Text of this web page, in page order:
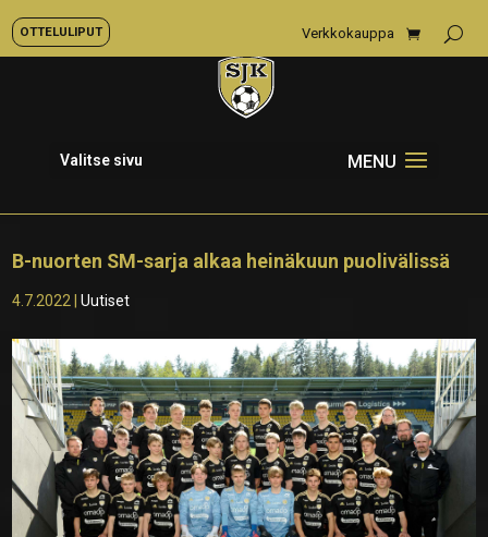
OTTELULIPUT Verkkokauppa
Valitse sivu
B-nuorten SM-sarja alkaa heinäkuun puolivälissä
4.7.2022 |Uutiset